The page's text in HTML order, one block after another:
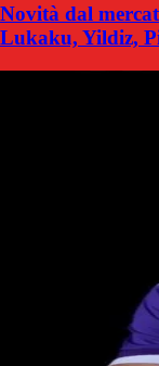
Novità dal
Lukaku, Yildiz,